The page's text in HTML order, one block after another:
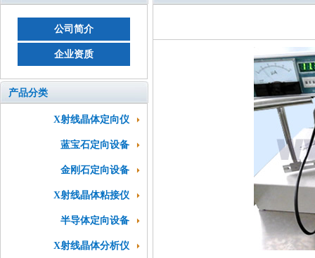
公司简介
企业资质
产品分类
X射线晶体定向仪
蓝宝石定向设备
金刚石定向设备
X射线晶体粘接仪
半导体定向设备
X射线晶体分析仪